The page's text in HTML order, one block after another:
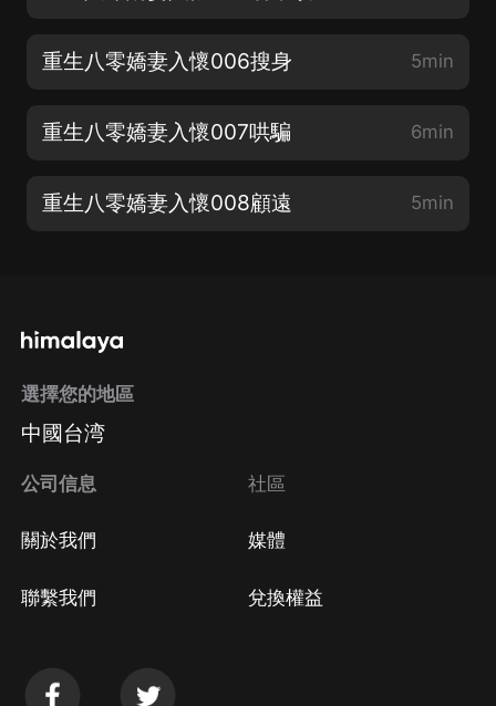
重生八零嬌妻入懷006搜身 5min
重生八零嬌妻入懷007哄騙 6min
重生八零嬌妻入懷008顧遠 5min
選擇您的地區
中國台湾
公司信息
關於我們
聯繫我們
社區
媒體
兌換權益